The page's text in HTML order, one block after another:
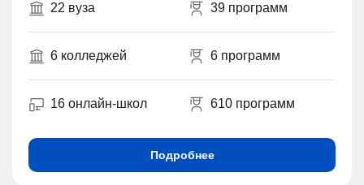
22 вуза 39 программ
6 колледжей 6 программ
16 онлайн-школ 610 программ
Подробнее